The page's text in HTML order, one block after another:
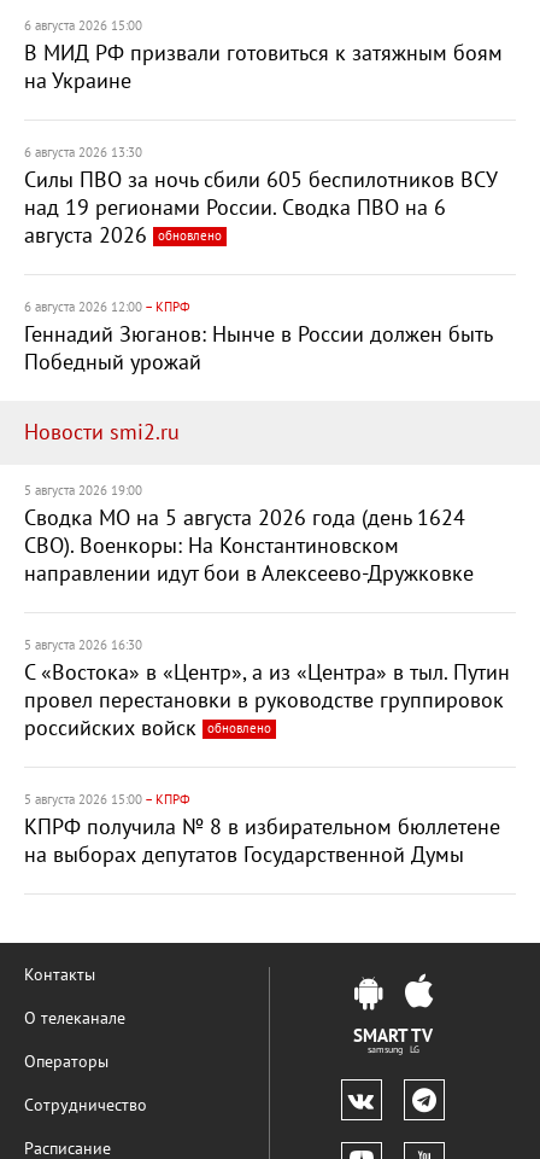
6 августа 2026 15:00
В МИД РФ призвали готовиться к затяжным боям
на Украине
6 августа 2026 13:30
Силы ПВО за ночь сбили 605 беспилотников ВСУ
над 19 регионами России. Сводка ПВО на 6
августа 2026
обновлено
6 августа 2026 12:00 – КПРФ
Геннадий Зюганов: Нынче в России должен быть
Победный урожай
Новости smi2.ru
5 августа 2026 19:00
Сводка МО на 5 августа 2026 года (день 1624
СВО). Военкоры: На Константиновском
направлении идут бои в Алексеево-Дружковке
5 августа 2026 16:30
С «Востока» в «Центр», а из «Центра» в тыл. Путин
провел перестановки в руководстве группировок
российских войск
обновлено
5 августа 2026 15:00 – КПРФ
КПРФ получила № 8 в избирательном бюллетене
на выборах депутатов Государственной Думы
Контакты
О телеканале
Операторы
Сотрудничество
Расписание
SMART TV
samsung LG